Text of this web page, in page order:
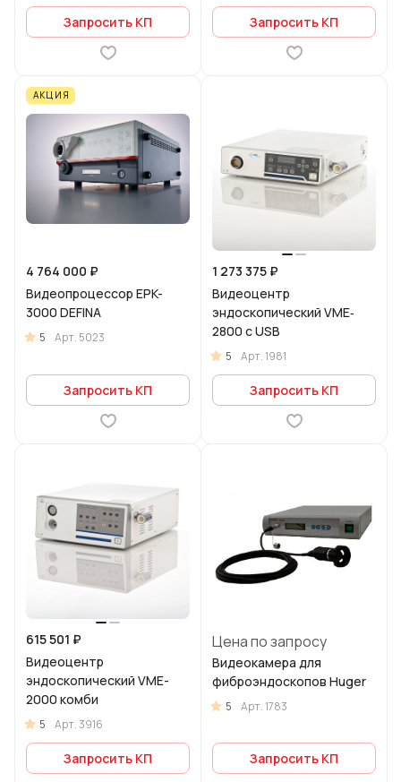
Запросить КП Запросить КП
АКЦИЯ
4 764 000 ₽
Видеопроцессор EPK-
3000 DEFINA
5 Арт. 5023
Запросить КП
1 273 375 ₽
Видеоцентр
эндоскопический VME‐
2800 c USB
5 Арт.1981
Запросить КП
615 501 ₽
Видеоцентр
эндоскопический VME-
2000 комби
5 Арт.3916
Запросить КП
Цена по запросу
Видеокамера для
фиброэндоскопов Huger
5 Арт.1783
Запросить КП